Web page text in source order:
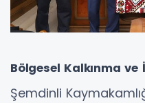
Bölgesel Kalkınma ve
Şemdinli